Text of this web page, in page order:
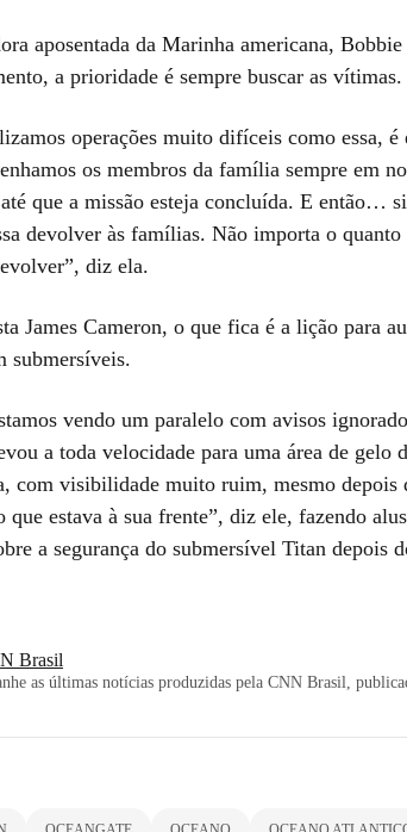
aposentada da Marinha americana,
a prioridade é sempre buscar as vítimas.
operações muito difíceis como essa,
os membros da família sempre em
que a missão esteja concluída. E então…
devolver às famílias. Não importa o quanto
diz ela.
James Cameron, o que fica é a lição para
submersíveis.
vendo um paralelo com avisos
a toda velocidade para uma área de gelo
com visibilidade muito ruim, mesmo depois
que estava à sua frente”, diz ele, fazendo
a segurança do submersível Titan depois
Brasil
as últimas notícias produzidas pela CNN Brasil,